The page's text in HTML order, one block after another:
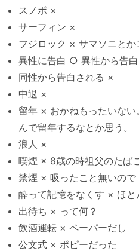
スノボ ×
サーフィン ×
フジロック × サマソニと
異性に告白 ○ 異性から告白
同性から告白される ×
中退 ×
留年 × おかねもったいな
んで留年するなとか思う。
浪人 ×
喫煙 × 8歳の時祖父のたば
禁煙 × 吸ったこと無いので
酔って記憶をなくす × ほと
出待ち × って何？
飲酒運転 × ペーパーだし
公文式 × ポピーだった